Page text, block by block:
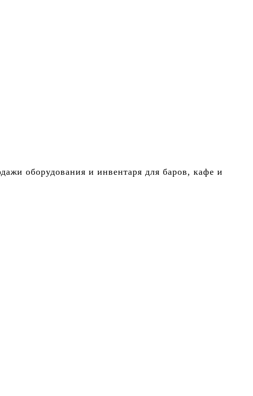
оборудования и инвентаря для баров, кафе и